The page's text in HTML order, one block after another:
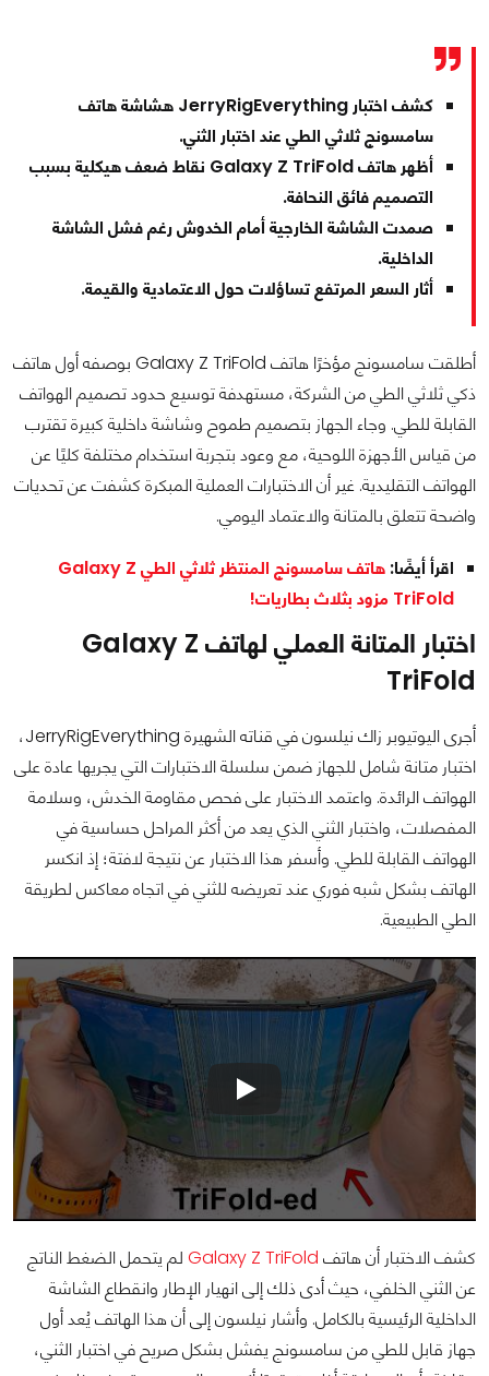
كشف اختبار JerryRigEverything هشاشة هاتف
سامسونج ثلاثي الطي عند اختبار الثني.
أظهر هاتف Galaxy Z TriFold نقاط ضعف هيكلية بسبب
التصميم فائق النحافة.
صمدت الشاشة الخارجية أمام الخدوش رغم فشل الشاشة
الداخلية.
أثار السعر المرتفع تساؤلات حول الاعتمادية والقيمة.
أطلقت سامسونج مؤخرًا هاتف Galaxy Z TriFold بوصفه أول هاتف
ذكي ثلاثي الطي من الشركة، مستهدفة توسيع حدود تصميم الهواتف
القابلة للطي. وجاء الجهاز بتصميم طموح وشاشة داخلية كبيرة تقترب
من قياس الأجهزة اللوحية، مع وعود بتجربة استخدام مختلفة كليًا عن
الهواتف التقليدية. غير أن الاختبارات العملية المبكرة كشفت عن تحديات
واضحة تتعلق بالمتانة والاعتماد اليومي.
اقرأ أيضًا:
هاتف سامسونج المنتظر ثلاثي الطي Galaxy Z
TriFold مزود بثلاث بطاريات!
اختبار المتانة العملي لهاتف Galaxy Z
TriFold
أجرى اليوتيوبر زاك نيلسون في قناته الشهيرة JerryRigEverything،
اختبار متانة شامل للجهاز ضمن سلسلة الاختبارات التي يجريها عادة على
الهواتف الرائدة. واعتمد الاختبار على فحص مقاومة الخدش، وسلامة
المفصلات، واختبار الثني الذي يعد من أكثر المراحل حساسية في
الهواتف القابلة للطي. وأسفر هذا الاختبار عن نتيجة لافتة؛ إذ انكسر
الهاتف بشكل شبه فوري عند تعريضه للثني في اتجاه معاكس لطريقة
الطي الطبيعية.
كشف الاختبار أن هاتف Galaxy Z TriFold لم يتحمل الضغط الناتج
عن الثني الخلفي، حيث أدى ذلك إلى انهيار الإطار وانقطاع الشاشة
الداخلية الرئيسية بالكامل. وأشار نيلسون إلى أن هذا الهاتف يُعد أول
جهاز قابل للطي من سامسونج يفشل بشكل صريح في اختبار الثني،